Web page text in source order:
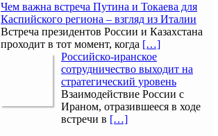
Чем важна встреча Путина и Токаева для
Каспийского региона – взгляд из Италии
Встреча президентов России и Казахстана
проходит в тот момент, когда […]
Российско-иранское
сотрудничество выходит на
стратегический уровень
Взаимодействие России с
Ираном, отразившееся в ходе
встречи в […]